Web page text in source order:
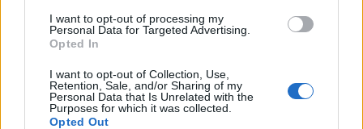
I want to opt-out of processing my
Personal Data for Targeted Advertising.
Opted In
I want to opt-out of Collection, Use,
Retention, Sale, and/or Sharing of my
Personal Data that Is Unrelated with the
Purposes for which it was collected.
Opted Out
basszusgitárosa, Wahorn Simon, illetve az
Alphaville dobosa, Jakob Kiersch The
Forrás:MTI